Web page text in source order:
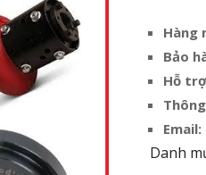
Hàng
Bảo
Hỗ
Email:
Danh